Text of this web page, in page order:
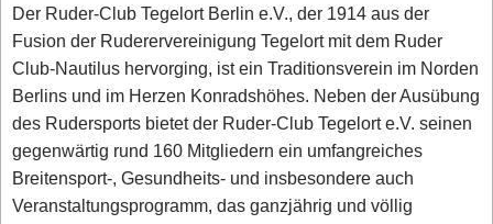
Der Ruder-Club Tegelort Berlin e.V., der 1914 aus der
Fusion der Ruderervereinigung Tegelort mit dem Ruder
Club-Nautilus hervorging, ist ein Traditionsverein im Norden
Berlins und im Herzen Konradshöhes. Neben der Ausübung
des Rudersports bietet der Ruder-Club Tegelort e.V. seinen
gegenwärtig rund 160 Mitgliedern ein umfangreiches
Breitensport-, Gesundheits- und insbesondere auch
Veranstaltungsprogramm, das ganzjährig und völlig